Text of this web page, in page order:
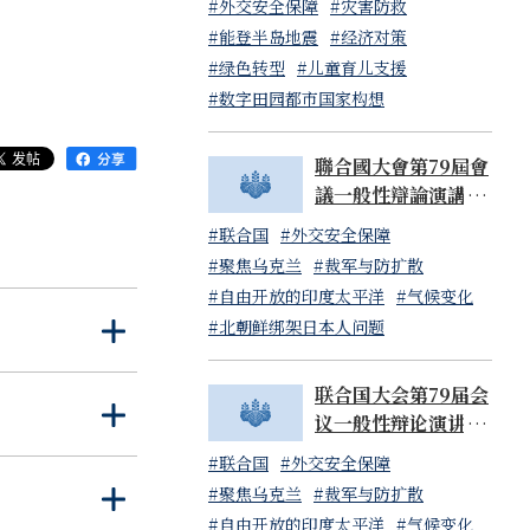
過物價上漲
指南，全力支
確保國民收
即將開始的
同士國的合
要性的背景
界經濟首腦
努力也是迫在
我們將具體化
打
开
关
闭
打
开
关
闭
打
关
#外交安全保障 #灾害防救
#能登半岛地震 #经济对策
#绿色转型 #儿童育儿支援
#数字田园都市国家构想
聯合國大會第79屆會
議一般性辯論演講 岸
田文雄內閣總理大臣
（日本國常駐聯合國
代表山崎和之大使代
讀）
#联合国 #外交安全保障
#聚焦乌克兰 #裁军与防扩散
#自由开放的印度太平洋 #气候变化
#北朝鲜绑架日本人问题
联合国大会第79届会
议一般性辩论演讲 岸
田文雄内阁总理大臣
（日本国常驻联合国
代表山崎和之大使代
#联合国 #外交安全保障
#聚焦乌克兰 #裁军与防扩散
#自由开放的印度太平洋 #气候变化